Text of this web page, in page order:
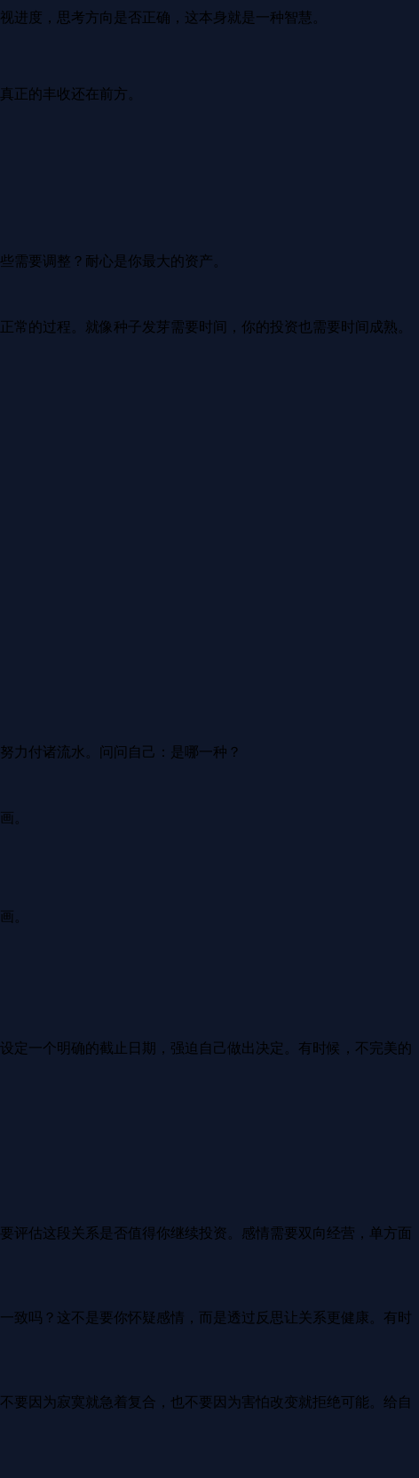
度，思考方向是否正确，这本身就是一种智慧。
正的丰收还在前方。
需要调整？耐心是你最大的资产。
的过程。就像种子发芽需要时间，你的投资也需要时间成熟。
力付诸流水。问问自己：是哪一种？
。
。
定一个明确的截止日期，强迫自己做出决定。有时候，不完美的
评估这段关系是否值得你继续投资。感情需要双向经营，单方面
吗？这不是要你怀疑感情，而是透过反思让关系更健康。有时
要因为寂寞就急着复合，也不要因为害怕改变就拒绝可能。给自